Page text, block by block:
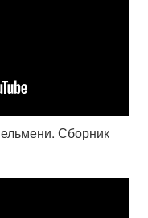
Сборник